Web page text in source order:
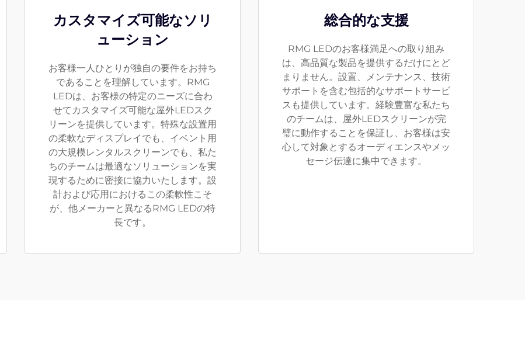
カスタマイズ可能なソリ
ューション
お客様一人ひとりが独自の要件をお持ち
であることを理解しています。RMG
LEDは、お客様の特定のニーズに合わ
せてカスタマイズ可能な屋外LEDスク
リーンを提供しています。特殊な設置用
の柔軟なディスプレイでも、イベント用
の大規模レンタルスクリーンでも、私た
ちのチームは最適なソリューションを実
現するために密接に協力いたします。設
計および応用におけるこの柔軟性こそ
が、他メーカーと異なるRMG LEDの特
長です。
総合的な支援
RMG LEDのお客様満足への取り組み
は、高品質な製品を提供するだけにとど
まりません。設置、メンテナンス、技術
サポートを含む包括的なサポートサービ
スも提供しています。経験豊富な私たち
のチームは、屋外LEDスクリーンが完
璧に動作することを保証し、お客様は安
心して対象とするオーディエンスやメッ
セージ伝達に集中できます。